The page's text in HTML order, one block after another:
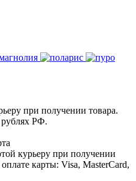
при получении товара.
РФ.
курьеру при получении
карты: Visa, MasterCard,